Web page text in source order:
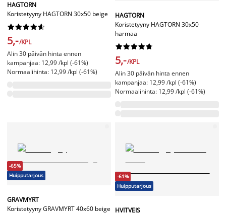
HAGTORN
Koristetyyny HAGTORN 30x50 beige






5,-/KPL
Alin 30 päivän hinta ennen
kampanjaa: 12,99 /kpl (-61%)
Normaalihinta: 12,99 /kpl (-61%)
HAGTORN
Koristetyyny HAGTORN 30x50
harmaa






5,-/KPL
Alin 30 päivän hinta ennen
kampanjaa: 12,99 /kpl (-61%)
Normaalihinta: 12,99 /kpl (-61%)
-65%
Huipputarjous
GRAVMYRT
Koristetyyny GRAVMYRT 40x60 beige
-61%
Huipputarjous
HVITVEIS